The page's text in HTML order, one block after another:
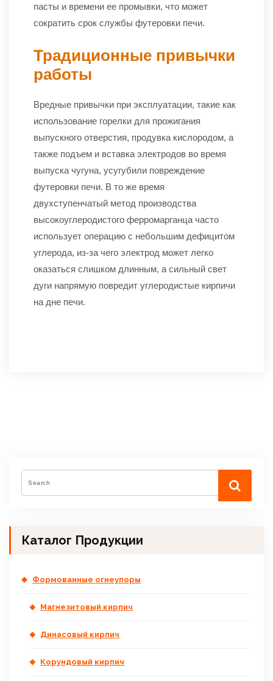
пасты и времени ее промывки, что может
сократить срок службы футеровки печи.
Традиционные привычки
работы
Вредные привычки при эксплуатации, такие как
использование горелки для прожигания
выпускного отверстия, продувка кислородом, а
также подъем и вставка электродов во время
выпуска чугуна, усугубили повреждение
футеровки печи. В то же время
двухступенчатый метод производства
высокоуглеродистого ферромарганца часто
использует операцию с небольшим дефицитом
углерода, из-за чего электрод может легко
оказаться слишком длинным, а сильный свет
дуги напрямую повредит углеродистые кирпичи
на дне печи.
Каталог Продукции
Формованные огнеупоры
Магнезитовый кирпич
Динасовый кирпич
Корундовый кирпич